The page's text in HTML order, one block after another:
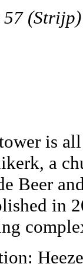
57 (Strijp)
is
a
Beer
in